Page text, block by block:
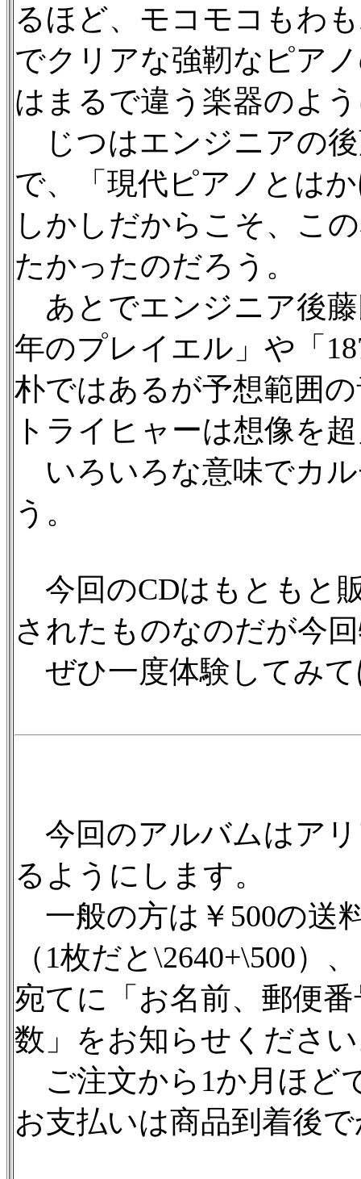
るほど、モコモコもわ
でクリアな強靭なピア
はまるで違う楽器のよ
じつはエンジニアの
で、「現代ピアノとは
しかしだからこそ、こ
たかったのだろう。
あとでエンジニア後藤
年のプレイエル」や「
朴ではあるが予想範囲
トライヒャーは想像を
いろいろな意味でカ
う。
今回のCDはもともと
されたものなのだが今
ぜひ一度体験してみ
今回のアルバムはア
るようにします。
一般の方は￥500の送
（1枚だと\2640+\500
宛てに「お名前、郵便
数」をお知らせくださ
ご注文から1か月ほど
お支払いは商品到着後